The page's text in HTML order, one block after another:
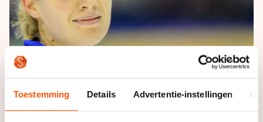
Toestemming Details Advertentie-instellingen
Deze zomer de weg op
Waar kan ik schaatsen en skaten?
Alles voor jou als schaatsfan
Evenementen
Tickets
Livestreams
Word schaatsfan!
Winacties
Olympische Spelen
Olympische Spelen
Medaille overzicht
Olympische uitslagen